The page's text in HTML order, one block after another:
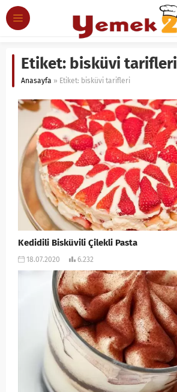
Etiket: bisküvi tarifleri
Anasayfa » Etiket: bisküvi tarifleri
Kedidili Bisküvili Çilekli Pasta
18.07.2020 6.232